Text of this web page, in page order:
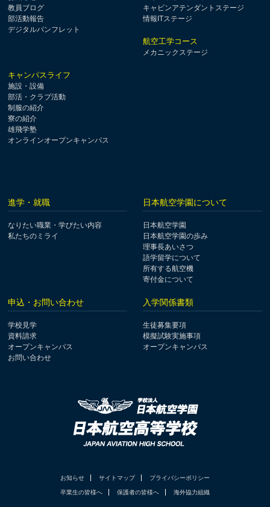
教員ブログ
部活動報告
デジタルパンフレット
キャビンアテンダントステージ
情報ITステージ
航空工学コース
メカニックステージ
キャンパスライフ
施設・設備
部活・クラブ活動
制服の紹介
寮の紹介
雄飛学塾
オンラインオープンキャンパス
進学・就職
なりたい職業・学びたい内容
私たちのミライ
日本航空学園について
日本航空学園
日本航空学園の歩み
理事長あいさつ
語学留学について
所有する航空機
寄付金について
申込・お問い合わせ
学校見学
資料請求
オープンキャンパス
お問い合わせ
入学関係書類
生徒募集要項
模擬試験実施事項
オープンキャンパス
お知らせ サイトマップ プライバシーポリシー
卒業生の皆様へ 保護者の皆様へ 海外協力組織